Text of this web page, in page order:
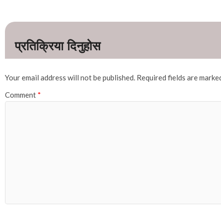
Your email address will not be published. Required fields are
Comment *